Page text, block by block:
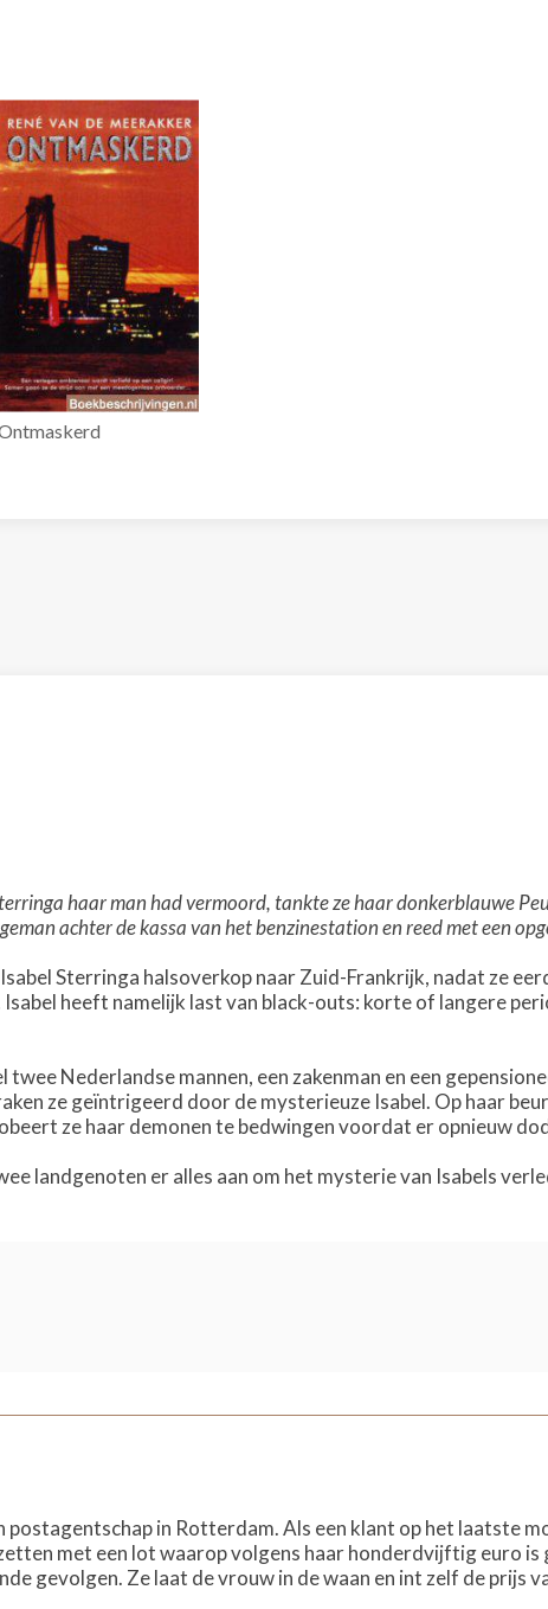
haar man had vermoord, tankte ze haar donkerblauwe
achter de kassa van het benzinestation en reed met een
Sterringa halsoverkop naar Zuid-Frankrijk, nadat ze
heeft namelijk last van black-outs: korte of langere
twee Nederlandse mannen, een zakenman en een
ze geïntrigeerd door de mysterieuze Isabel. Op haar
ze haar demonen te bedwingen voordat er opnieuw
landgenoten er alles aan om het mysterie van Isabels
postagentschap in Rotterdam. Als een klant op het laatste
met een lot waarop volgens haar honderdvijftig euro is
gevolgen. Ze laat de vrouw in de waan en int zelf de prijs